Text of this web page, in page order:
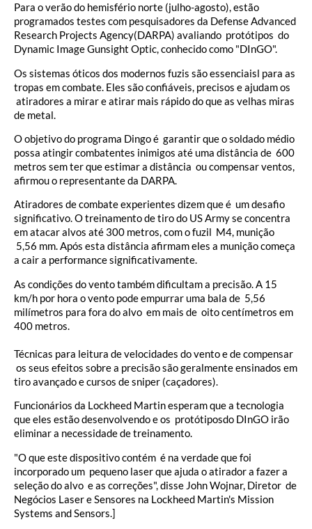
Para o verão do hemisfério norte (julho-agosto), estão
programados testes com pesquisadores da Defense Advanced
Research Projects Agency(DARPA) avaliando protótipos do
Dynamic Image Gunsight Optic, conhecido como "DInGO".
Os sistemas óticos dos modernos fuzis são essenciaisl para as
tropas em combate. Eles são confiáveis, precisos e ajudam os
atiradores a mirar e atirar mais rápido do que as velhas miras
de metal.
O objetivo do programa Dingo é garantir que o soldado médio
possa atingir combatentes inimigos até uma distância de 600
metros sem ter que estimar a distância ou compensar ventos,
afirmou o representante da DARPA.
Atiradores de combate experientes dizem que é um desafio
significativo. O treinamento de tiro do US Army se concentra
em atacar alvos até 300 metros, com o fuzil M4, munição
5,56 mm. Após esta distância afirmam eles a munição começa
a cair a performance significativamente.
As condições do vento também dificultam a precisão. A 15
km/h por hora o vento pode empurrar uma bala de 5,56
milímetros para fora do alvo em mais de oito centímetros em
400 metros.
Técnicas para leitura de velocidades do vento e de compensar
os seus efeitos sobre a precisão são geralmente ensinados em
tiro avançado e cursos de sniper (caçadores).
Funcionários da Lockheed Martin esperam que a tecnologia
que eles estão desenvolvendo e os protótiposdo DInGO irão
eliminar a necessidade de treinamento.
"O que este dispositivo contém é na verdade que foi
incorporado um pequeno laser que ajuda o atirador a fazer a
seleção do alvo e as correções", disse John Wojnar, Diretor de
Negócios Laser e Sensores na Lockheed Martin's Mission
Systems and Sensors.]